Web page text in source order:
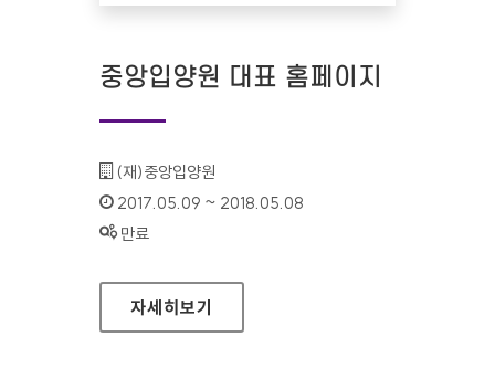
중앙입양원 대표 홈페이지
기관명 :
(재)중앙입양원
인증기간 :
2017.05.09 ~ 2018.05.08
상태 :
만료
중앙입양원 대표 홈페이지
자세히보기